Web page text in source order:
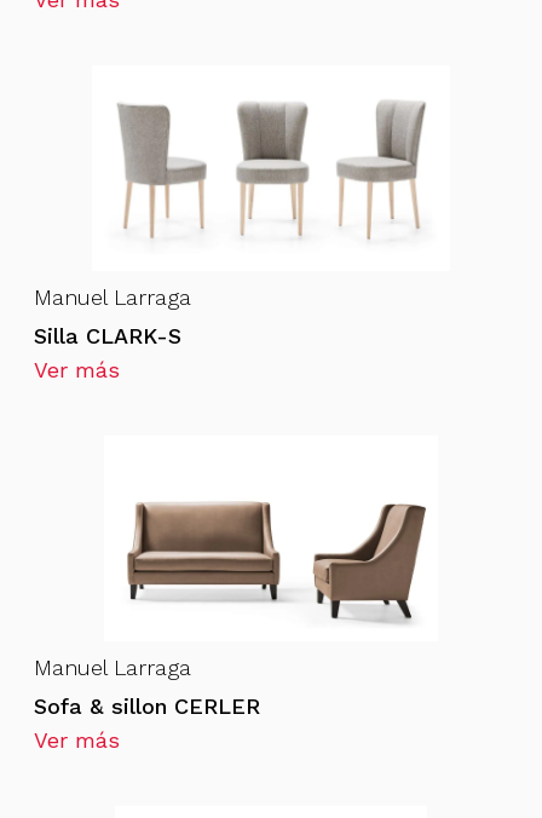
Manuel Larraga
Silla CLARK-S
Ver más
Manuel Larraga
Sofa & sillon CERLER
Ver más